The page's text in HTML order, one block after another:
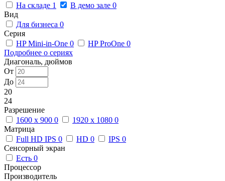
На складе 1 В демо зале 0
Вид
Для бизнеса 0
Серия
HP Mini-in-One 0 HP ProOne 0
Подробнее о сериях
Диагональ, дюймов
От
До
20
24
Разрешение
1600 x 900 0 1920 x 1080 0
Матрица
Full HD IPS 0 HD 0 IPS 0
Сенсорный экран
Есть 0
Процессор
Производитель